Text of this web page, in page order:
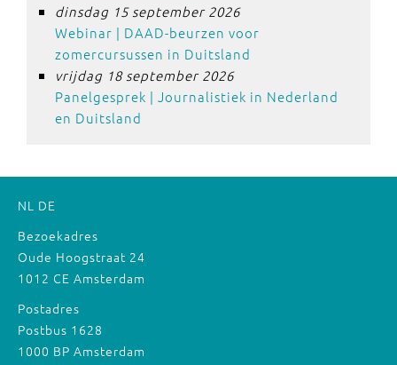
dinsdag 15 september 2026
Webinar | DAAD-beurzen voor
zomercursussen in Duitsland
vrijdag 18 september 2026
Panelgesprek | Journalistiek in Nederland
en Duitsland
NL DE
Bezoekadres
Oude Hoogstraat 24
1012 CE Amsterdam
Postadres
Postbus 1628
1000 BP Amsterdam